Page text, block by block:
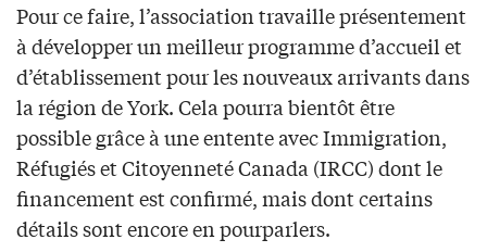
Pour ce faire, l’association travaille présentement
à développer un meilleur programme d’accueil et
d’établissement pour les nouveaux arrivants dans
la région de York. Cela pourra bientôt être
possible grâce à une entente avec Immigration,
Réfugiés et Citoyenneté Canada (IRCC) dont le
financement est confirmé, mais dont certains
détails sont encore en pourparlers.